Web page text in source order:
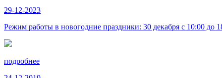
29-12-2023
Режим работы в новогодние праздники: 30 декабря с 10:00 до
подробнее